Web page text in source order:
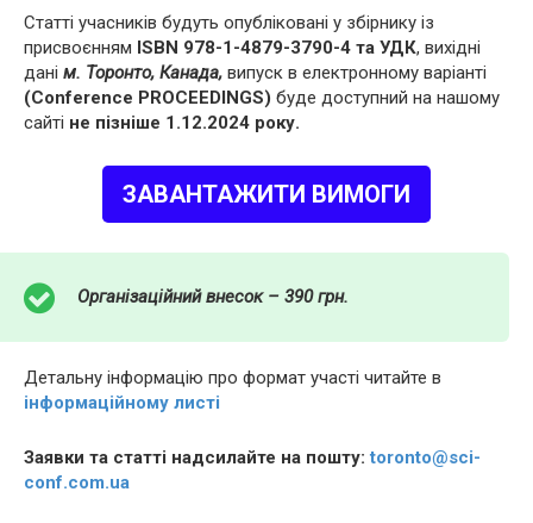
Статті учасників будуть опубліковані у збірнику із
присвоєнням ISBN 978-1-4879-3790-4 та УДК, вихідні
дані м. Торонто, Канада, випуск в електронному варіанті
(Conference PROCEEDINGS) буде доступний на нашому
сайті не пізніше 1.12.2024 року.
ЗАВАНТАЖИТИ ВИМОГИ
Організаційний внесок – 390 грн.
Детальну інформацію про формат участі читайте в
інформаційному листі
Заявки та статті надсилайте на пошту: toronto@sci-
conf.com.ua